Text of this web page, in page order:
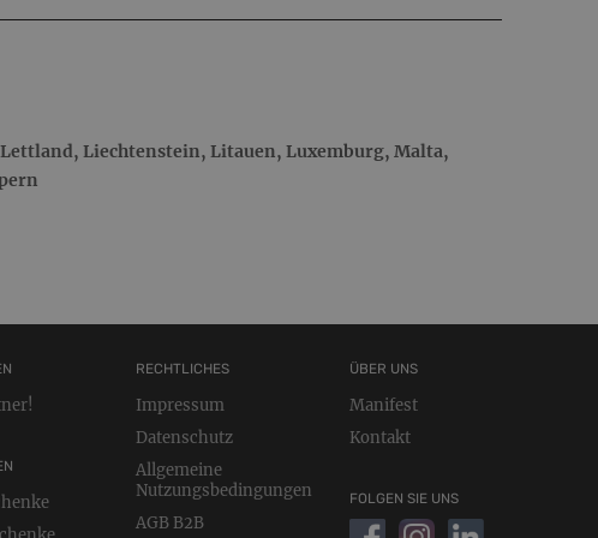
Liechtenstein, Litauen, Luxemburg, Malta,
RECHTLICHES
Impressum
Datenschutz
Allgemeine
Nutzungsbedingungen
AGB B2B
ÜBER UNS
Manifest
Kontakt
FOLGEN SIE UNS